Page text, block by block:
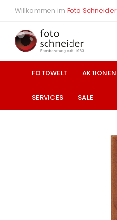
Willkommen im Foto Schneider
FOTOWELT AKTIONEN
SERVICES SALE